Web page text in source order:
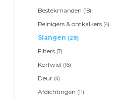
Bestekmanden (18)
Reinigers & ontkalkers (4)
Slangen (28)
Filters (7)
Korfwiel (16)
Deur (4)
Afdichtingen (11)